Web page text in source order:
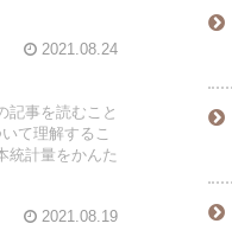
2021.08.24
記事を読むこと
て理解するこ
統計量をかんた
2021.08.19